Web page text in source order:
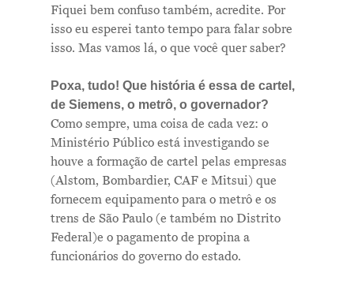
Fiquei bem confuso também, acredite. Por
isso eu esperei tanto tempo para falar sobre
isso. Mas vamos lá, o que você quer saber?
Poxa, tudo! Que história é essa de cartel,
de Siemens, o metrô, o governador?
Como sempre, uma coisa de cada vez: o
Ministério Público está investigando se
houve a formação de cartel pelas empresas
(Alstom, Bombardier, CAF e Mitsui) que
fornecem equipamento para o metrô e os
trens de São Paulo (e também no Distrito
Federal)e o pagamento de propina a
funcionários do governo do estado.